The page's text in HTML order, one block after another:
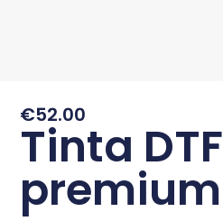
Tinta DTF
premium
€52.00